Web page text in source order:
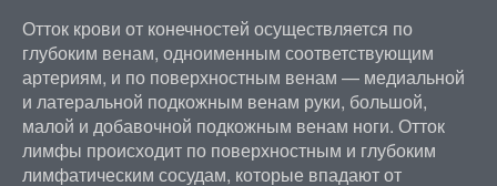
Отток крови от конечностей осуществляется по
глубоким венам, одноименным соответствующим
артериям, и по поверхностным венам — медиальной
и латеральной подкожным венам руки, большой,
малой и добавочной подкожным венам ноги. Отток
лимфы происходит по поверхностным и глубоким
лимфатическим сосудам, которые впадают от